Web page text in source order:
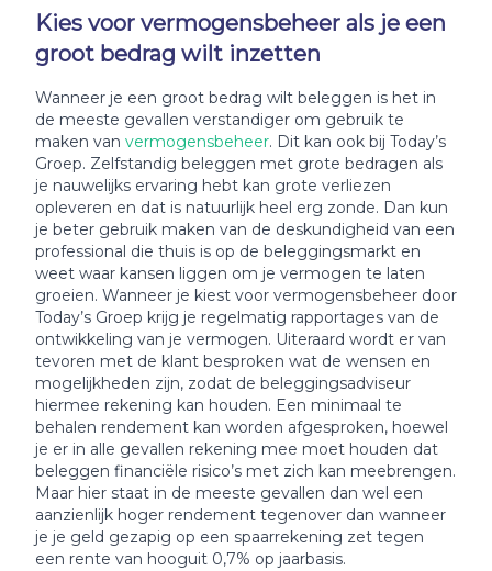
Kies voor vermogensbeheer als je een
groot bedrag wilt inzetten
Wanneer je een groot bedrag wilt beleggen is het in
de meeste gevallen verstandiger om gebruik te
maken van vermogensbeheer. Dit kan ook bij Today’s
Groep. Zelfstandig beleggen met grote bedragen als
je nauwelijks ervaring hebt kan grote verliezen
opleveren en dat is natuurlijk heel erg zonde. Dan kun
je beter gebruik maken van de deskundigheid van een
professional die thuis is op de beleggingsmarkt en
weet waar kansen liggen om je vermogen te laten
groeien. Wanneer je kiest voor vermogensbeheer door
Today’s Groep krijg je regelmatig rapportages van de
ontwikkeling van je vermogen. Uiteraard wordt er van
tevoren met de klant besproken wat de wensen en
mogelijkheden zijn, zodat de beleggingsadviseur
hiermee rekening kan houden. Een minimaal te
behalen rendement kan worden afgesproken, hoewel
je er in alle gevallen rekening mee moet houden dat
beleggen financiële risico’s met zich kan meebrengen.
Maar hier staat in de meeste gevallen dan wel een
aanzienlijk hoger rendement tegenover dan wanneer
je je geld gezapig op een spaarrekening zet tegen
een rente van hooguit 0,7% op jaarbasis.